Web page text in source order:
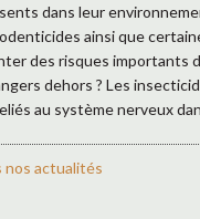
dans leur
ainsi que
des risques importants
dehors ? Les
au système nerveux
actualités